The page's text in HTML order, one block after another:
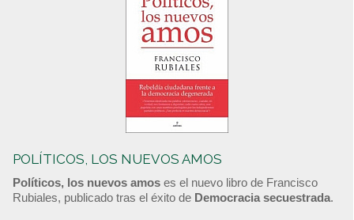
POLÍTICOS, LOS NUEVOS AMOS
Políticos, los nuevos amos es el nuevo libro de Francisco
Rubiales, publicado tras el éxito de Democracia secuestrada.